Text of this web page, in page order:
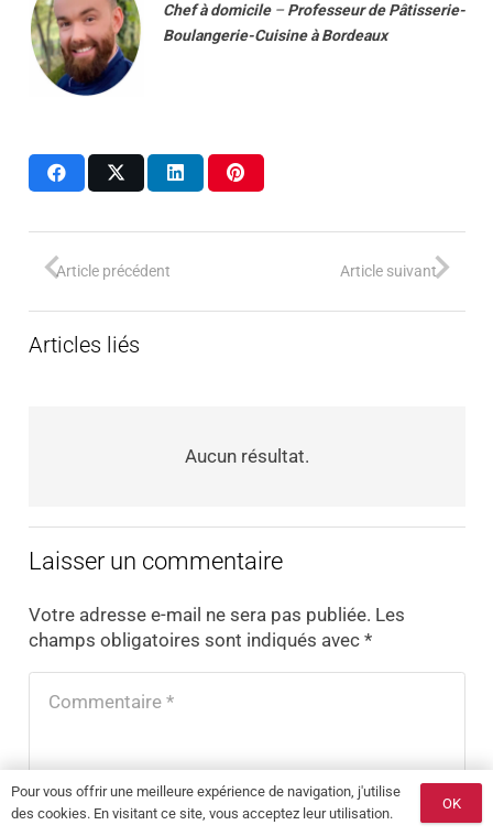
Chef à domicile–Professeur de Pâtisserie-
Boulangerie-Cuisine à Bordeaux
Article précédent Article suivant
Articles liés
Aucun résultat.
Laisser un commentaire
Votre adresse e-mail ne sera pas publiée. Les
champs obligatoires sont indiqués avec *
Pour vous offrir une meilleure expérience de navigation, j'utilise
des cookies. En visitant ce site, vous acceptez leur utilisation.
OK